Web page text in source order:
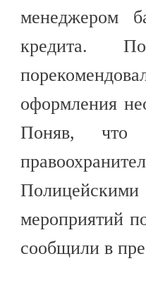
менеджером
кредита.
оформления
Поняв, что
Полицейскими
мероприятий
сообщили в